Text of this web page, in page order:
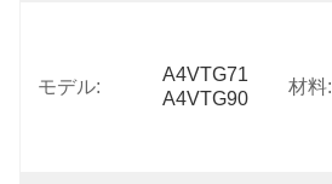
モデル:
A4VTG71
A4VTG90
材料: